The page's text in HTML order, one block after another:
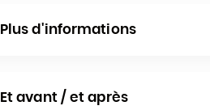
Plus d'informations
Et avant / et après